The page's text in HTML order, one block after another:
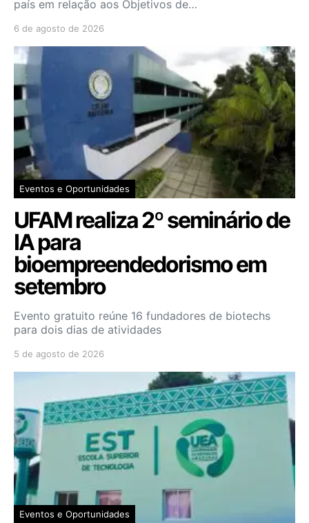
país em relação aos Objetivos de…
6 de agosto de 2026
Eventos e Oportunidades
UFAM realiza 2º seminário de
IA para
bioempreendedorismo em
setembro
Evento gratuito reúne 16 fundadores de biotechs
para dois dias de atividades
5 de agosto de 2026
Eventos e Oportunidades